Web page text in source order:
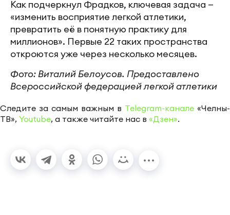
Как подчеркнул Фрадков, ключевая задача —
«изменить восприятие легкой атлетики,
превратить её в понятную практику для
миллионов». Первые 22 таких пространства
откроются уже через несколько месяцев.
Фото: Виталий Белоусов. Предоставлено
Всероссийской федерацией легкой атлетики
Следите за самым важным в Telegram-канале «Челны-
ТВ», Youtube, а также читайте нас в «Дзен».